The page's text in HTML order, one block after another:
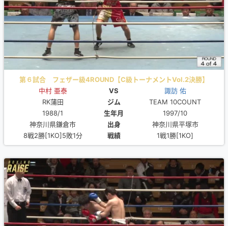
第６試合 フェザー級4ROUND【C級トーナメントVol.2決勝】
中村 亜泰
VS
諏訪 佑
RK蒲田
ジム
TEAM 10COUNT
1988/1
生年月
1997/10
神奈川県鎌倉市
出身
神奈川県平塚市
8戦2勝[1KO]5敗1分
戦績 1戦1勝[1KO]